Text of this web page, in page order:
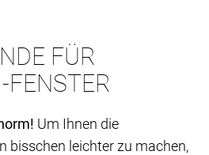
FÜR
FENSTER
Um Ihnen die
bisschen leichter zu machen,